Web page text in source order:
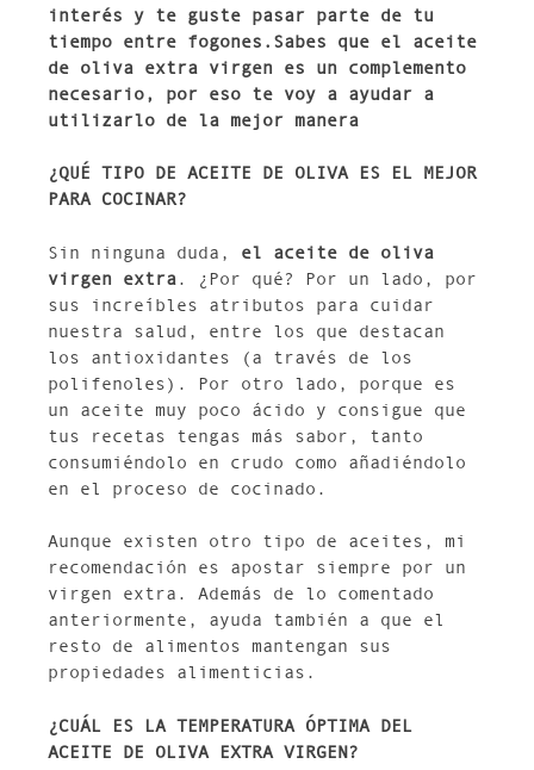
interés y te guste pasar parte de tu
tiempo entre fogones.Sabes que el aceite
de oliva extra virgen es un complemento
necesario, por eso te voy a ayudar a
utilizarlo de la mejor manera
¿QUÉ TIPO DE ACEITE DE OLIVA ES EL MEJOR
PARA COCINAR?
Sin ninguna duda, el aceite de oliva
virgen extra . ¿Por qué? Por un lado, por
sus increíbles atributos para cuidar
nuestra salud, entre los que destacan
los antioxidantes (a través de los
polifenoles). Por otro lado, porque es
un aceite muy poco ácido y consigue que
tus recetas tengas más sabor, tanto
consumiéndolo en crudo como añadiéndolo
en el proceso de cocinado.
Aunque existen otro tipo de aceites, mi
recomendación es apostar siempre por un
virgen extra. Además de lo comentado
anteriormente, ayuda también a que el
resto de alimentos mantengan sus
propiedades alimenticias.
¿CUÁL ES LA TEMPERATURA ÓPTIMA DEL
ACEITE DE OLIVA EXTRA VIRGEN?